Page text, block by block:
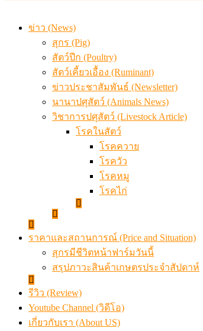
ข่าว (News)
สุกร (Pig)
สัตว์ปีก (Poultry)
สัตว์เคี้ยวเอื้อง (Ruminant)
ข่าวประชาสัมพันธ์ (Newsletter)
นานาปศุสัตว์ (Animals News)
วิชาการปศุสัตว์ (Livestock Article)
โรคในสัตว์
โรคควาย
โรควัว
โรคหมู
โรคไก่
ราคาและสถานการณ์ (Price and Situation)
สุกรมีชีวิตหน้าฟาร์มวันนี้
สรุปภาวะสินค้าเกษตรประจำสัปดาห์
รีวิว (Review)
Youtube Channel (วิดีโอ)
เกี่ยวกับเรา (About US)